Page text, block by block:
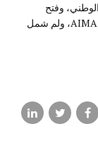
وفتح
حساب مصرفي، وإعداد ملف طلب أنقرة، وعملية AIMA، ولم شمل